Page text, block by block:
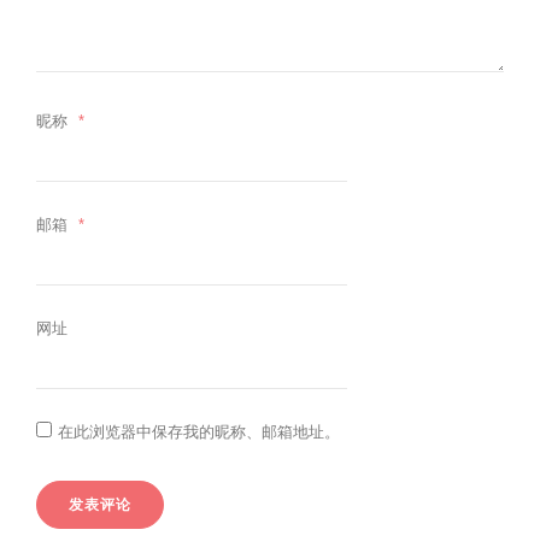
昵称 *
邮箱 *
网址
在此浏览器中保存我的昵称、邮箱地址。